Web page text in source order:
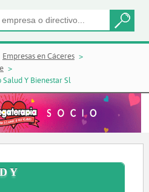
Empresas en Cáceres
Y Bienestar Sl
Y